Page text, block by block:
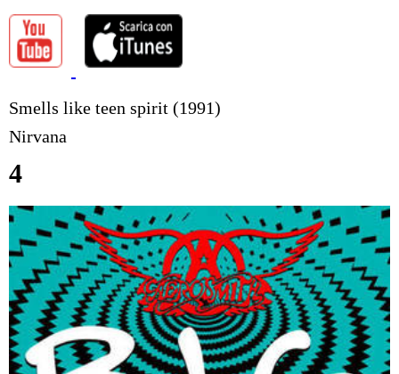
Smells like teen spirit (1991)
Nirvana
4